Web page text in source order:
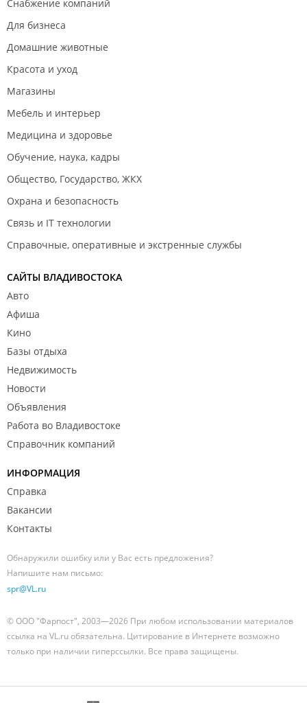
Снабжение компаний
Для бизнеса
Домашние животные
Красота и уход
Магазины
Мебель и интерьер
Медицина и здоровье
Обучение, наука, кадры
Общество, Государство, ЖКХ
Охрана и безопасность
Связь и IT технологии
Справочные, оперативные и экстренные службы
САЙТЫ ВЛАДИВОСТОКА
Авто
Афиша
Кино
Базы отдыха
Недвижимость
Новости
Объявления
Работа во Владивостоке
Справочник компаний
ИНФОРМАЦИЯ
Справка
Вакансии
Контакты
Обнаружили ошибку или у Вас есть предложения?
Напишите нам письмо:
spr@VL.ru
© ООО "Фарпост", 2003—2026 При любом использовании материалов
ссылка на VL.ru обязательна. Цитирование в Интернете возможно
только при наличии гиперссылки. Все права защищены.